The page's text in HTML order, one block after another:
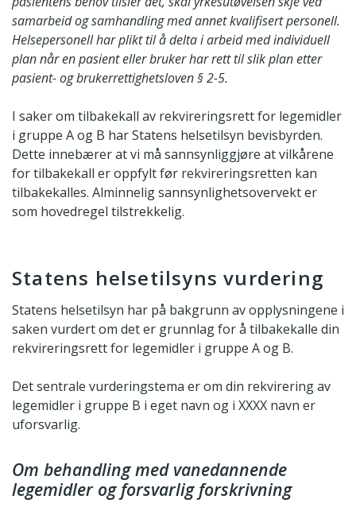
samarbeid og samhandling med annet kvalifisert personell.
Helsepersonell har plikt til å delta i arbeid med individuell
plan når en pasient eller bruker har rett til slik plan etter
pasient- og brukerrettighetsloven § 2-5.
I saker om tilbakekall av rekvireringsrett for legemidler
i gruppe A og B har Statens helsetilsyn bevisbyrden.
Dette innebærer at vi må sannsynliggjøre at vilkårene
for tilbakekall er oppfylt før rekvireringsretten kan
tilbakekalles. Alminnelig sannsynlighetsovervekt er
som hovedregel tilstrekkelig.
Statens helsetilsyns vurdering
Statens helsetilsyn har på bakgrunn av opplysningene i
saken vurdert om det er grunnlag for å tilbakekalle din
rekvireringsrett for legemidler i gruppe A og B.
Det sentrale vurderingstema er om din rekvirering av
legemidler i gruppe B i eget navn og i XXXX navn er
uforsvarlig.
Om behandling med vanedannende
legemidler og forsvarlig forskrivning